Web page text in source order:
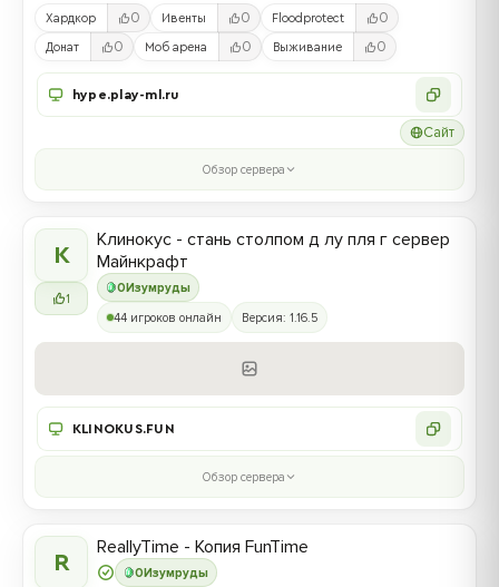
Хардкор 0 Ивенты 0 Floodprotect 0
Донат 0 Моб арена 0 Выживание 0
hype.play-ml.ru
Сайт
Обзор сервера
К
1
0Изумруды
Клинокус - стань столпом д лу пля г сервер
Майнкрафт
44 игроков онлайн Версия: 1.16.5
KLINOKUS.FUN
Обзор сервера
R 0Изумруды
ReallyTime - Копия FunTime